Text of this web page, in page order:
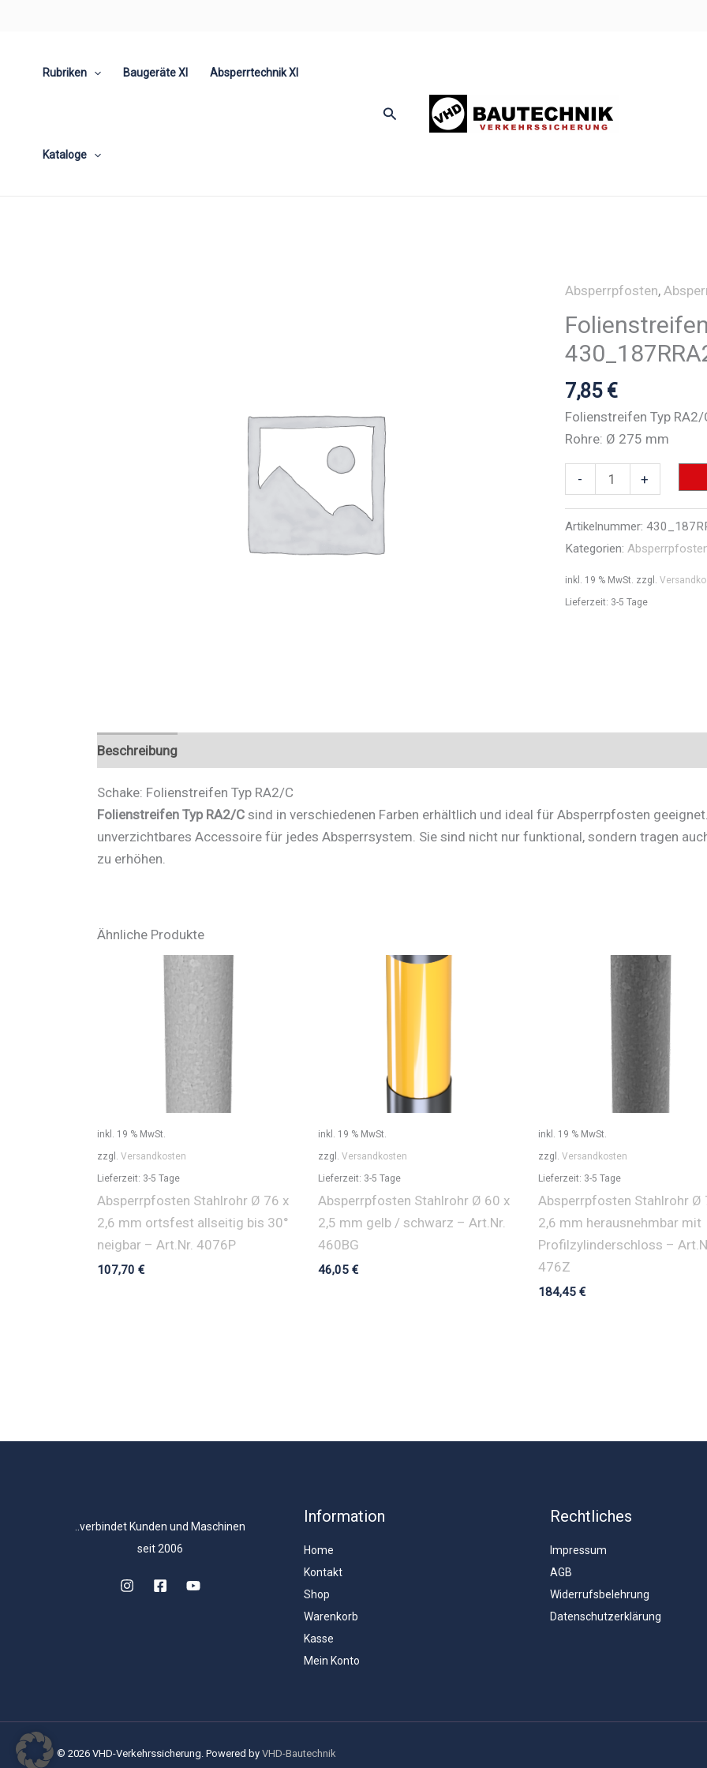
Rubriken Baugeräte XI Absperrtechnik XI
Kataloge
Suchen
Absperrpfosten,
7,85 €
Folienstreifen Typ
Rohre: Ø 275 mm
-
Folienstreifen
Typ
RA2/C
-
430_187RRA2C
Menge
+
Artikelnummer:
Kategorien:
inkl. 19 % MwSt. zzgl.
Lieferzeit: 3-5 Tage
Beschreibung
Schake: Folienstreifen Typ RA2/C
Folienstreifen Typ RA2/C sind in verschiedenen Farben erhältlich und ideal für Absperrpfosten
unverzichtbares Accessoire für jedes Absperrsystem. Sie sind nicht nur funktional, sondern tragen
zu erhöhen.
Ähnliche Produkte
inkl. 19 % MwSt.
zzgl. Versandkosten
Lieferzeit: 3-5 Tage
Absperrpfosten Stahlrohr Ø 76 x
2,6 mm ortsfest allseitig bis 30°
neigbar – Art.Nr. 4076P
107,70 €
inkl. 19 % MwSt.
zzgl. Versandkosten
Lieferzeit: 3-5 Tage
Absperrpfosten Stahlrohr Ø 60 x
2,5 mm gelb / schwarz – Art.Nr.
460BG
46,05 €
inkl. 19 % MwSt.
zzgl. Versandkosten
Lieferzeit: 3-5 Tage
Absperrpfosten Stahlrohr Ø
2,6 mm herausnehmbar mit
Profilzylinderschloss –
476Z
184,45 €
..verbindet Kunden und Maschinen
seit 2006
Information
Home
Kontakt
Shop
Warenkorb
Kasse
Mein Konto
Rechtliches
Impressum
AGB
Widerrufsbelehrung
Datenschutzerklärung
© 2026 VHD-Verkehrssicherung. Powered by VHD-Bautechnik